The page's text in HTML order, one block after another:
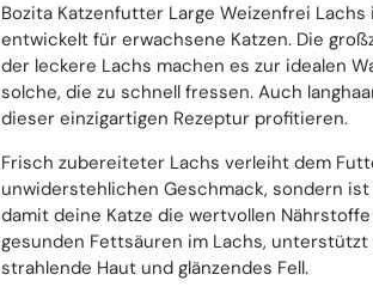
Bozita Katzenfutter Large Weizenfrei
entwickelt für erwachsene Katzen. Die
der leckere Lachs machen es zur idealen
solche, die zu schnell fressen. Auch
dieser einzigartigen Rezeptur profitieren.
Frisch zubereiteter Lachs verleiht dem
unwiderstehlichen Geschmack, sondern
damit deine Katze die wertvollen
gesunden Fettsäuren im Lachs,
strahlende Haut und glänzendes Fell.